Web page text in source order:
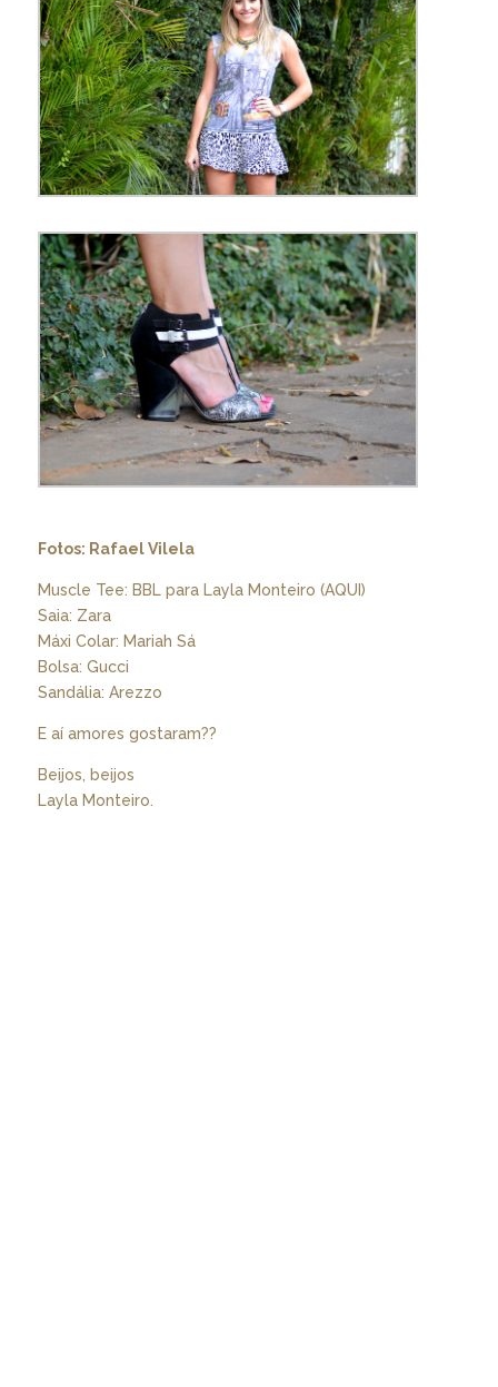
Fotos: Rafael Vilela
Muscle Tee: BBL para Layla Monteiro (AQUI )
Saia: Zara
Máxi Colar: Mariah Sá
Bolsa: Gucci
Sandália: Arezzo
E aí amores gostaram??
Beijos, beijos
Layla Monteiro.